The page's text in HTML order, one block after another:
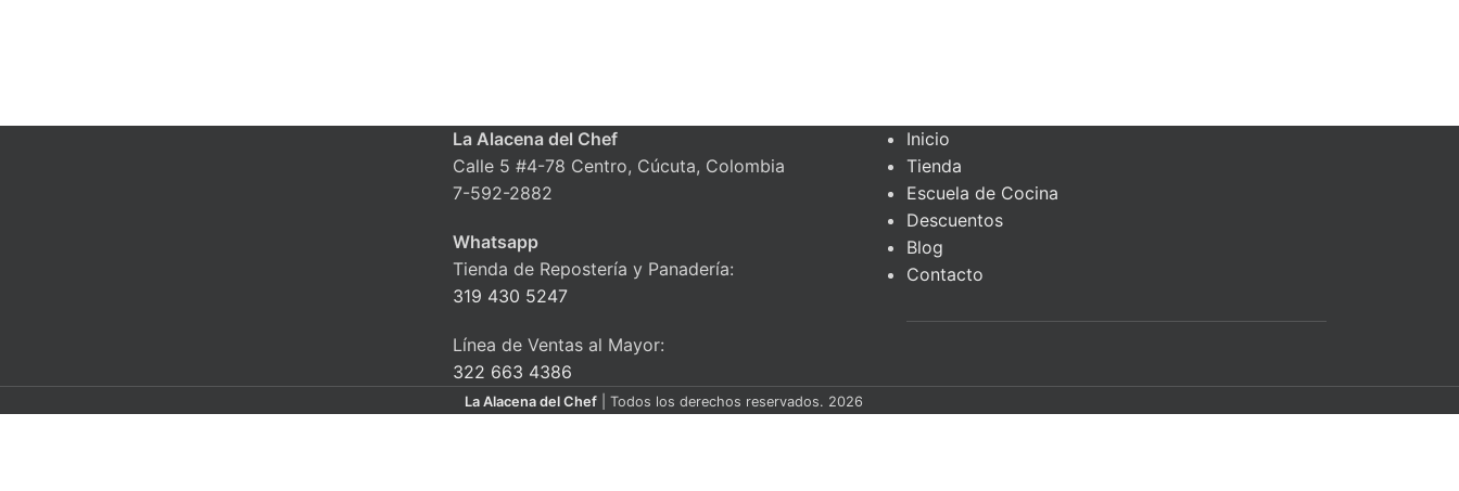
La Alacena del Chef
Calle 5 #4-78 Centro, Cúcuta, Colombia
7-592-2882
Whatsapp
Tienda de Repostería y Panadería:
319 430 5247
Línea de Ventas al Mayor:
322 663 4386
Inicio
Tienda
Escuela de Cocina
Descuentos
Blog
Contacto
La Alacena del Chef | Todos los derechos reservados. 2026